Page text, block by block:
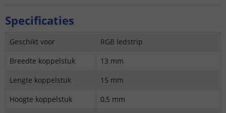
Specificaties
Geschikt voor
RGB ledstrip
Breedte koppelstuk
13 mm
Lengte koppelstuk
15 mm
Hoogte koppelstuk
0,5 mm